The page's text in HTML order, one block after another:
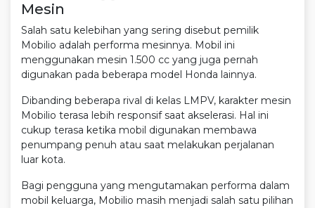
Mesin
Salah satu kelebihan yang sering disebut pemilik
Mobilio adalah performa mesinnya. Mobil ini
menggunakan mesin 1.500 cc yang juga pernah
digunakan pada beberapa model Honda lainnya.
Dibanding beberapa rival di kelas LMPV, karakter mesin
Mobilio terasa lebih responsif saat akselerasi. Hal ini
cukup terasa ketika mobil digunakan membawa
penumpang penuh atau saat melakukan perjalanan
luar kota.
Bagi pengguna yang mengutamakan performa dalam
mobil keluarga, Mobilio masih menjadi salah satu pilihan